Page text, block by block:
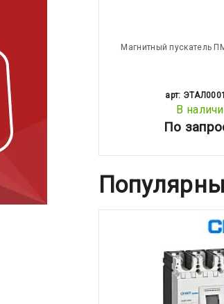
Магнитный пускатель
арт:
В
По